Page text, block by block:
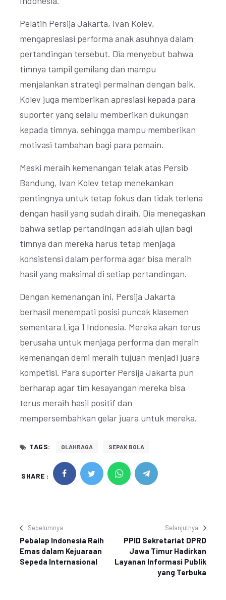
Pelatih Persija Jakarta, Ivan Kolev,
mengapresiasi performa anak asuhnya dalam
pertandingan tersebut. Dia menyebut bahwa
timnya tampil gemilang dan mampu
menjalankan strategi permainan dengan baik.
Kolev juga memberikan apresiasi kepada para
suporter yang selalu memberikan dukungan
kepada timnya, sehingga mampu memberikan
motivasi tambahan bagi para pemain.
Meski meraih kemenangan telak atas Persib
Bandung, Ivan Kolev tetap menekankan
pentingnya untuk tetap fokus dan tidak terlena
dengan hasil yang sudah diraih. Dia menegaskan
bahwa setiap pertandingan adalah ujian bagi
timnya dan mereka harus tetap menjaga
konsistensi dalam performa agar bisa meraih
hasil yang maksimal di setiap pertandingan.
Dengan kemenangan ini, Persija Jakarta
berhasil menempati posisi puncak klasemen
sementara Liga 1 Indonesia. Mereka akan terus
berusaha untuk menjaga performa dan meraih
kemenangan demi meraih tujuan menjadi juara
kompetisi. Para suporter Persija Jakarta pun
berharap agar tim kesayangan mereka bisa
terus meraih hasil positif dan
mempersembahkan gelar juara untuk mereka.
TAGS: OLAHRAGA SEPAK BOLA
SHARE :
Sebelumnya
Pebalap Indonesia Raih
Emas dalam Kejuaraan
Sepeda Internasional
Selanjutnya
PPID Sekretariat DPRD
Jawa Timur Hadirkan
Layanan Informasi Publik
yang Terbuka